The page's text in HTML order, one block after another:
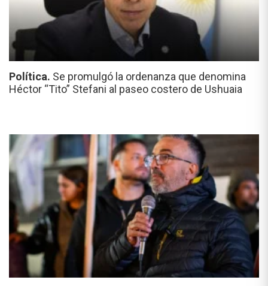
Política. Se promulgó la ordenanza que denomina
Héctor “Tito” Stefani al paseo costero de Ushuaia